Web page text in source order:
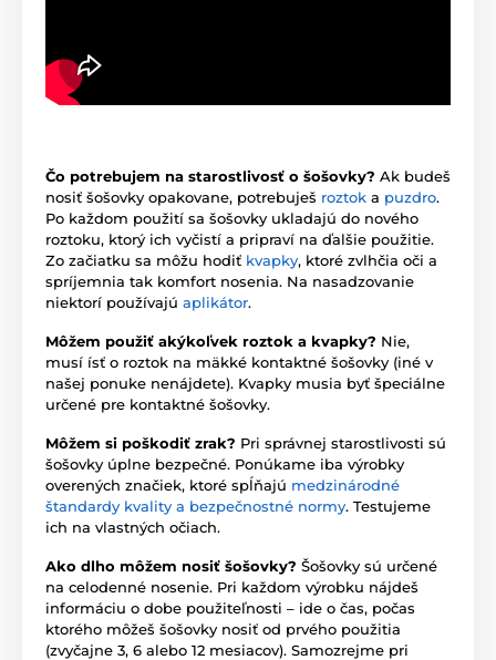
Čo potrebujem na starostlivosť o šošovky? Ak budeš
nosiť šošovky opakovane, potrebuješ roztok a puzdro.
Po každom použití sa šošovky ukladajú do nového
roztoku, ktorý ich vyčistí a pripraví na ďalšie použitie.
Zo začiatku sa môžu hodiť kvapky, ktoré zvlhčia oči a
spríjemnia tak komfort nosenia. Na nasadzovanie
niektorí používajú aplikátor.
Môžem použiť akýkoľvek roztok a kvapky? Nie,
musí ísť o roztok na mäkké kontaktné šošovky (iné v
našej ponuke nenájdete). Kvapky musia byť špeciálne
určené pre kontaktné šošovky.
Môžem si poškodiť zrak? Pri správnej starostlivosti sú
šošovky úplne bezpečné. Ponúkame iba výrobky
overených značiek, ktoré spĺňajú medzinárodné
štandardy kvality a bezpečnostné normy. Testujeme
ich na vlastných očiach.
Ako dlho môžem nosiť šošovky? Šošovky sú určené
na celodenné nosenie. Pri každom výrobku nájdeš
informáciu o dobe použiteľnosti – ide o čas, počas
ktorého môžeš šošovky nosiť od prvého použitia
(zvyčajne 3, 6 alebo 12 mesiacov). Samozrejme pri